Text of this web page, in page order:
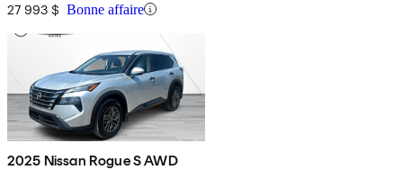
27 993 $ Bonne affaire
2025 Nissan Rogue S AWD